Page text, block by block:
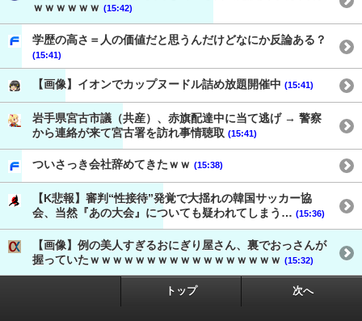
ｗｗｗｗｗｗ (15:42)
学歴の高さ＝人の価値だと思うんだけどなにか反論ある？
(15:41)
【画像】イオンでカップヌードル詰め放題開催中 (15:41)
岩手県宮古市議（共産）、赤旗配達中に当て逃げ → 警察
から連絡が来て宮古署を訪れ事情聴取 (15:41)
ついさっき会社辞めてきたｗｗ (15:38)
【K悲報】審判“性接待”発覚で大揺れの韓国サッカー協
会、当然『あの大会』についても疑われてしまう… (15:36)
【画像】例の美人すぎるおにぎり屋さん、裏でおっさんが
握っていたｗｗｗｗｗｗｗｗｗｗｗｗｗｗｗｗｗ (15:32)
トップ 次へ